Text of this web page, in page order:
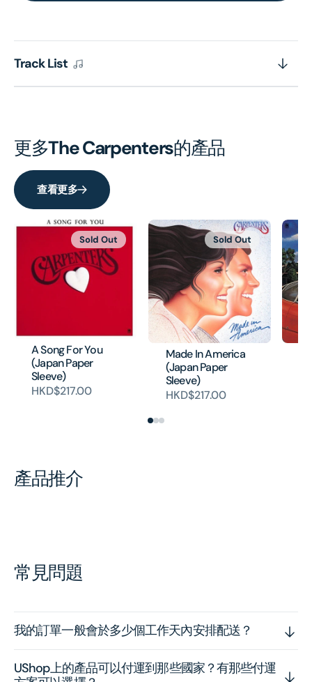
Track List
更多The Carpenters的產品
查看更多
A Song For You
(Japan Paper
Sleeve)
HKD$217.00
Sold Out
Made In America
(Japan Paper
Sleeve)
HKD$217.00
Sold Out
產品推介
常見問題
我的訂單一般會於多少個工作天內安排配送？
UShop上的產品可以付運到那些國家？有那些付運